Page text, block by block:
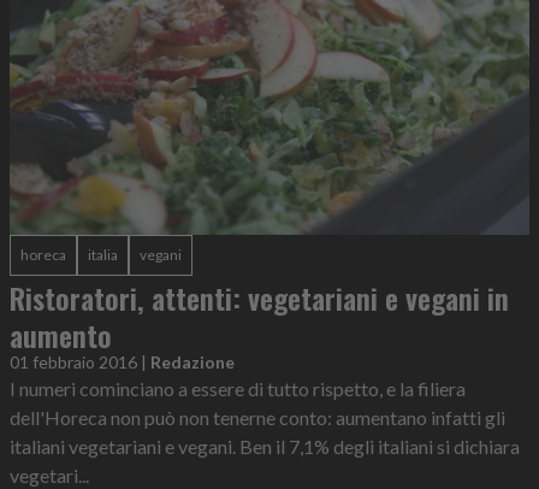
horeca italia vegani
Ristoratori, attenti: vegetariani e vegani in
aumento
01 febbraio 2016 Redazione
I numeri cominciano a essere di tutto rispetto, e la filiera
dell'Horeca non può non tenerne conto: aumentano infatti gli
italiani vegetariani e vegani. Ben il 7,1% degli italiani si dichiara
vegetari...